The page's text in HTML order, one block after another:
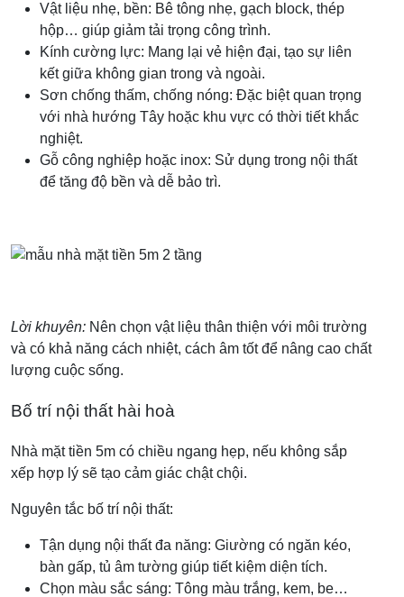
Vật liệu nhẹ, bền: Bê tông nhẹ, gạch block, thép
hộp… giúp giảm tải trọng công trình.
Kính cường lực: Mang lại vẻ hiện đại, tạo sự liên
kết giữa không gian trong và ngoài.
Sơn chống thấm, chống nóng: Đặc biệt quan trọng
với nhà hướng Tây hoặc khu vực có thời tiết khắc
nghiệt.
Gỗ công nghiệp hoặc inox: Sử dụng trong nội thất
để tăng độ bền và dễ bảo trì.
Lời khuyên: Nên chọn vật liệu thân thiện với môi trường
và có khả năng cách nhiệt, cách âm tốt để nâng cao chất
lượng cuộc sống.
Bố trí nội thất hài hoà
Nhà mặt tiền 5m có chiều ngang hẹp, nếu không sắp
xếp hợp lý sẽ tạo cảm giác chật chội.
Nguyên tắc bố trí nội thất:
Tận dụng nội thất đa năng: Giường có ngăn kéo,
bàn gấp, tủ âm tường giúp tiết kiệm diện tích.
Chọn màu sắc sáng: Tông màu trắng, kem, be…